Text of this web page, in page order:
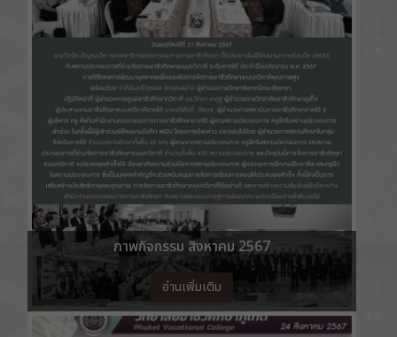
ภาพกิจกรรม สิงหาคม 2567
อ่านเพิ่มเติม